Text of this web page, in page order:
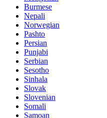
Burmese
Nepali
Norwegian
Pashto
Persian
Punjabi
Serbian
Sesotho
Sinhala
Slovak
Slovenian
Somali
Samoan